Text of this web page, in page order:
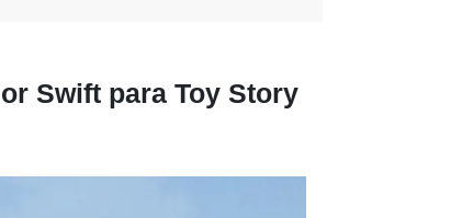
Swift para Toy Story